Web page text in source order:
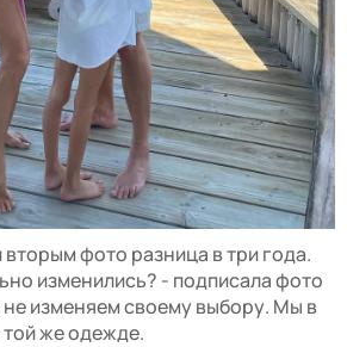
фото разница в три года.
изменились? - подписала фото
изменяем своему выбору. Мы в
же одежде.